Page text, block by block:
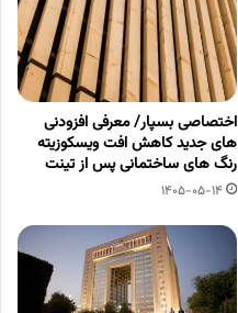
اختصاصی بسپار/ معرفی افزودنی
های جدید کاهش افت ویسکوزیته
رنگ های ساختمانی پس از تینت
1405-05-14